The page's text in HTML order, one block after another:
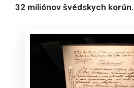
32 miliónov švédskych korún.